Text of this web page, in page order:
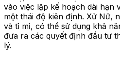
vào việc lập kế hoạch dài hạn
một thái độ kiên định. Xử Nữ,
và tỉ mỉ, có thể sử dụng khả
đưa ra các quyết định đầu tư
lý.